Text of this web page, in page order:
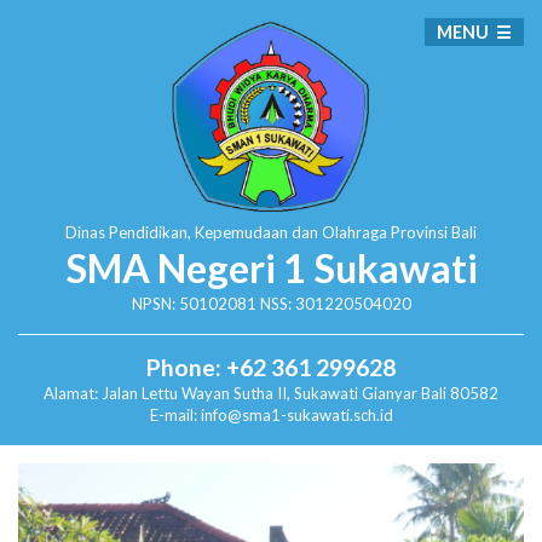
Dinas Pendidikan, Kepemudaan dan Olahraga Provinsi Bali
SMA Negeri 1 Sukawati
NPSN: 50102081 NSS: 301220504020
Phone: +62 361 299628
Alamat: Jalan Lettu Wayan Sutha II, SukawatiGianyar Bali 80582
E-mail: info@sma1-sukawati.sch.id
MENU